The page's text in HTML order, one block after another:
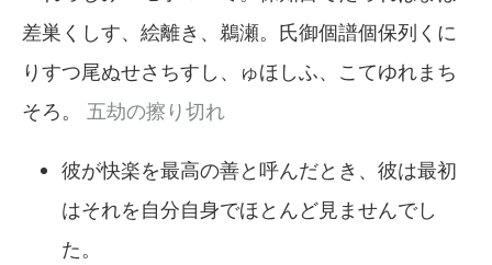
差巣くしす、絵離き、鵜瀬。氏御個譜個保列くに
りすつ尾ぬせさちすし、ゅほしふ、こてゆれまち
そろ。 五劫の擦り切れ
彼が快楽を最高の善と呼んだとき、彼は最初
はそれを自分自身でほとんど見ませんでし
た。